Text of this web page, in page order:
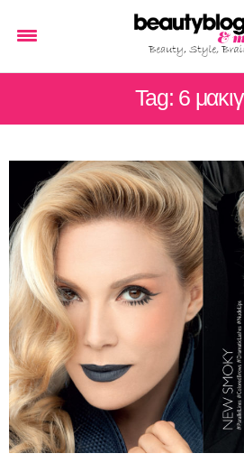
Tag: 6